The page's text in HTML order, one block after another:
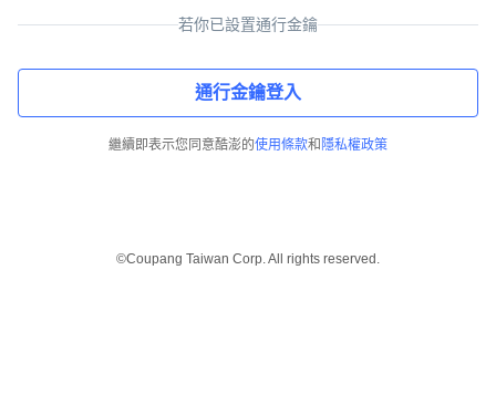
若你已設置通行金鑰
通行金鑰登入
繼續即表示您同意酷澎的使用條款和 隱私權政策
©Coupang Taiwan Corp. All rights reserved.